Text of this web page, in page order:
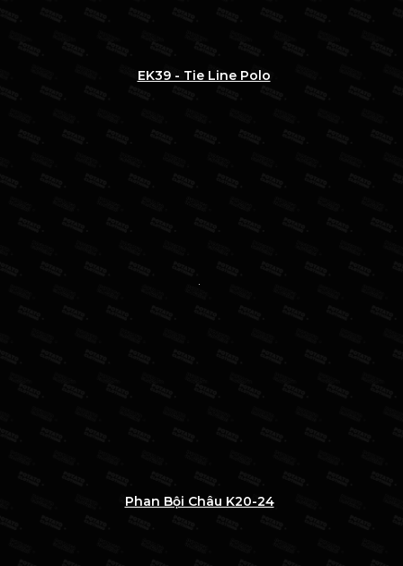
EK39 - Tie Line Polo
Phan Bội Châu K20-24